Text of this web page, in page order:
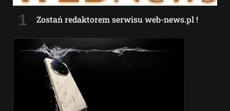
Zostań redaktorem serwisu web-news.pl !